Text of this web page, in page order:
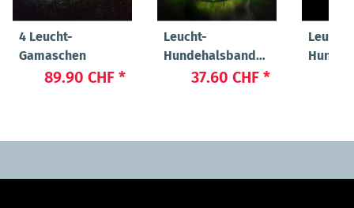
4 Leucht-
Gamaschen
89.90 CHF *
Leucht-
Hundehalsband
"Beauty"
37.60 CHF *
Leucht-